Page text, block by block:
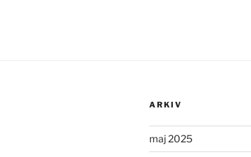
ARKIV
maj 2025